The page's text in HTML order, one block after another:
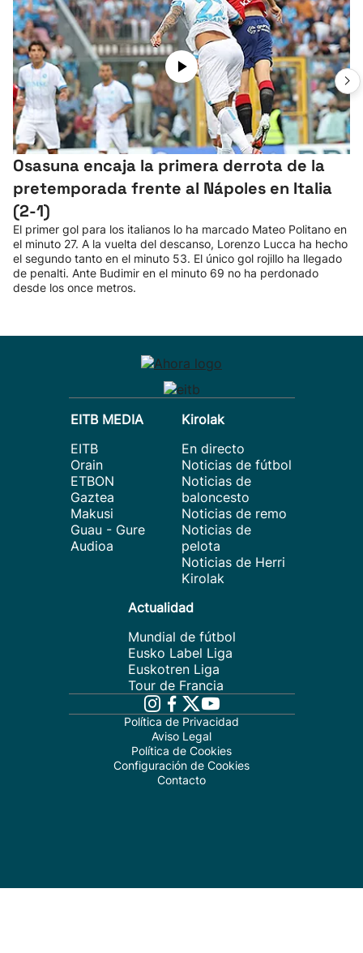
Osasuna encaja la primera derrota de la
pretemporada frente al Nápoles en Italia
(2-1)
El primer gol para los italianos lo ha marcado Mateo Politano en
el minuto 27. A la vuelta del descanso, Lorenzo Lucca ha hecho
el segundo tanto en el minuto 53. El único gol rojillo ha llegado
de penalti. Ante Budimir en el minuto 69 no ha perdonado
desde los once metros.
EITB MEDIA
EITB
Orain
ETBON
Gaztea
Makusi
Guau - Gure
Audioa
Kirolak
En directo
Noticias de fútbol
Noticias de
baloncesto
Noticias de remo
Noticias de
pelota
Noticias de Herri
Kirolak
Actualidad
Mundial de fútbol
Eusko Label Liga
Euskotren Liga
Tour de Francia
Política de Privacidad
Aviso Legal
Política de Cookies
Configuración de Cookies
Contacto